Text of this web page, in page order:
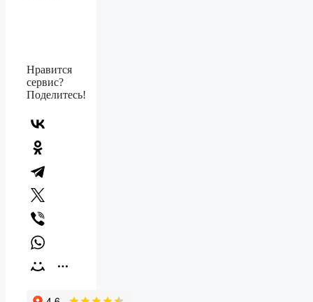
Нравится
сервис?
Поделитесь!